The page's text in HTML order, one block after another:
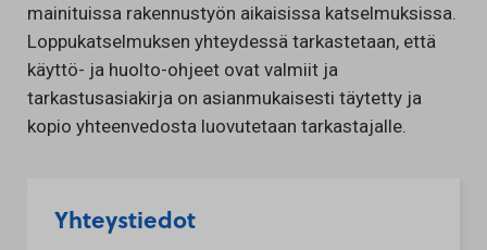
mainituissa rakennustyön aikaisissa katselmuksissa.
Loppukatselmuksen yhteydessä tarkastetaan, että
käyttö- ja huolto-ohjeet ovat valmiit ja
tarkastusasiakirja on asianmukaisesti täytetty ja
kopio yhteenvedosta luovutetaan tarkastajalle.
Yhteystiedot